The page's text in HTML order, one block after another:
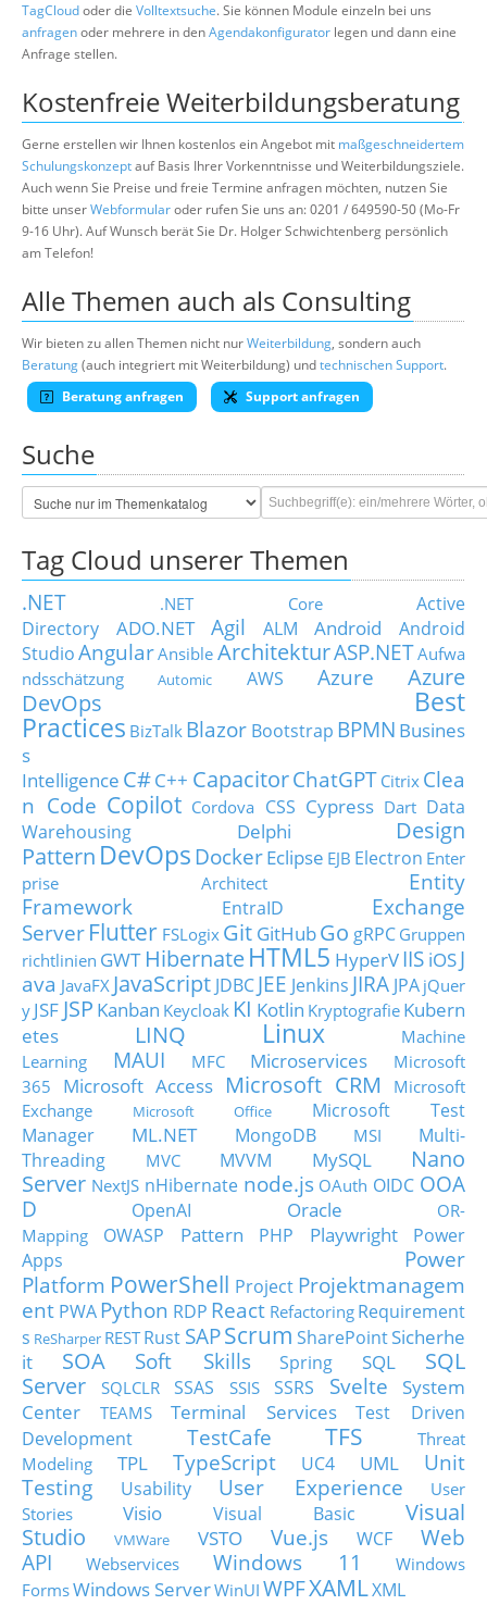
TagCloudoder die Volltextsuche. Sie können Module einzeln bei uns
anfragenoder mehrere in denAgendakonfigurator legen und dann eine
Anfrage stellen.
Kostenfreie Weiterbildungsberatung
Gerne erstellen wir Ihnen kostenlos ein Angebot mit maßgeschneidertem
Schulungskonzeptauf Basis Ihrer Vorkenntnisse und Weiterbildungsziele.
Auch wenn Sie Preise und freie Termine anfragen möchten, nutzen Sie
bitte unserWebformularoder rufen Sie uns an: 0201 / 649590-50 (Mo-Fr
9-16 Uhr). Auf Wunsch berät Sie Dr. Holger Schwichtenberg persönlich
am Telefon!
Alle Themen auch als Consulting
Wir bieten zu allen Themen nicht nurWeiterbildung, sondern auch
Beratung(auch integriert mit Weiterbildung) undtechnischen Support.
Beratung anfragen
Support anfragen
Suche
Tag Cloud unserer Themen
.NET .NET Core
Active
Directory
ADO.NET Agil ALM Android
Android
StudioAngularAnsible ArchitekturASP.NETAufwa
ndsschätzung
Automic AWS Azure
Azure
DevOps
Best
Practices BizTalk Blazor Bootstrap BPMN Busines
s
Intelligence C#C++ CapacitorChatGPT Citrix Clea
n Code Copilot Cordova CSS Cypress Dart Data
Warehousing
Delphi
Design
Pattern DevOps DockerEclipse EJB Electron Enter
prise Architect
Entity
Framework
EntraID
Exchange
Server Flutter FSLogix Git GitHubGo gRPC Gruppen
richtlinien GWT HibernateHTML5 HyperVIIS iOSJ
ava JavaFX JavaScript JDBC JEE Jenkins JIRA JPA jQuer
y JSF JSP Kanban Keycloak KI Kotlin Kryptografie Kubern
etes
LINQ Linux
Machine
Learning
MAUI MFC Microservices
Microsoft
365
Microsoft Access Microsoft CRM
Microsoft
Exchange
Microsoft Office
Microsoft Test
Manager
ML.NET MongoDB MSI
Multi-
Threading
MVC MVVM MySQL
Nano
Server NextJS nHibernate node.js OAuth OIDC OOA
D
OpenAI Oracle
OR-
Mapping
OWASP Pattern PHP Playwright
Power
Apps
Power
Platform PowerShell Project Projektmanagem
ent PWA Python RDP React Refactoring Requirement
s ReSharper RESTRust SAPScrum SharePointSicherhe
it
SOA Soft Skills Spring SQL
SQL
Server
SQLCLR SSAS SSIS SSRS Svelte
System
Center
TEAMS Terminal Services
Test Driven
Development
TestCafe TFS
Threat
Modeling
TPL TypeScript UC4 UML
Unit
Testing
Usability User Experience
User
Stories
Visio Visual Basic
Visual
Studio
VMWare VSTO Vue.js WCF
Web
API
Webservices Windows 11
Windows
FormsWindows ServerWinUI WPFXAMLXML